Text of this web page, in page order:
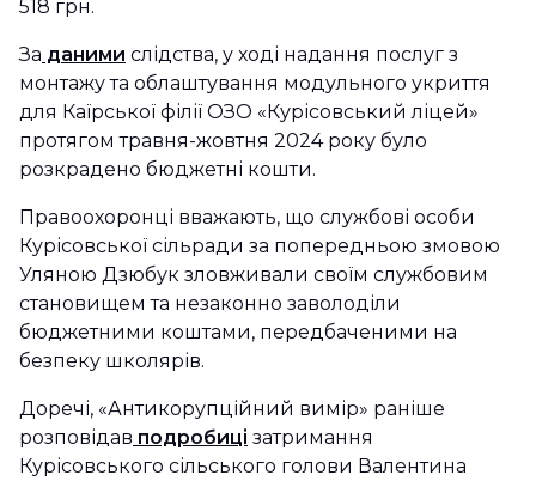
518 грн.
За даними слідства, у ході надання послуг з
монтажу та облаштування модульного укриття
для Каїрської філії ОЗО «Курісовський ліцей»
протягом травня-жовтня 2024 року було
розкрадено бюджетні кошти.
Правоохоронці вважають, що службові особи
Курісовської сільради за попередньою змовою
Уляною Дзюбук зловживали своїм службовим
становищем та незаконно заволоділи
бюджетними коштами, передбаченими на
безпеку школярів.
Доречі, «Антикорупційний вимір» раніше
розповідав подробиці затримання
Курісовського сільського голови Валентина